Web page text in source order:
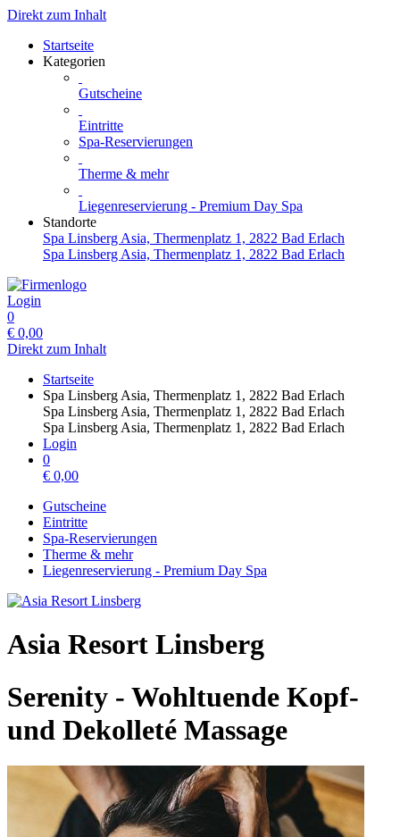
Direkt zum Inhalt
Startseite
Kategorien
Gutscheine
Eintritte
Spa-Reservierungen
Therme & mehr
Liegenreservierung - Premium Day Spa
Standorte
Spa Linsberg Asia, Thermenplatz 1, 2822 Bad Erlach
Spa Linsberg Asia, Thermenplatz 1, 2822 Bad Erlach
Login
0
€ 0,00
Direkt zum Inhalt
Startseite
Spa Linsberg Asia, Thermenplatz 1, 2822 Bad Erlach
Spa Linsberg Asia, Thermenplatz 1, 2822 Bad Erlach
Spa Linsberg Asia, Thermenplatz 1, 2822 Bad Erlach
Login
0
€ 0,00
Gutscheine
Eintritte
Spa-Reservierungen
Therme & mehr
Liegenreservierung - Premium Day Spa
Asia Resort Linsberg
Serenity - Wohltuende Kopf-
und Dekolleté Massage